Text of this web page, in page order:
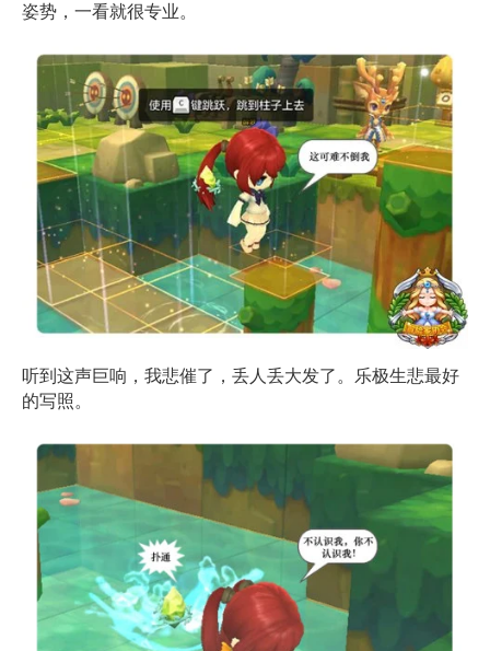
姿势，一看就很专业。
听到这声巨响，我悲催了，丢人丢大发了。乐极生悲最好
的写照。